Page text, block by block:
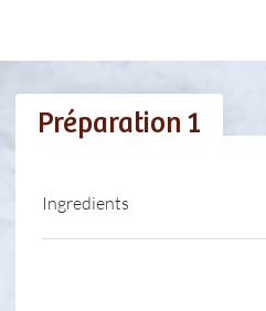
Préparation 1
Ingredients